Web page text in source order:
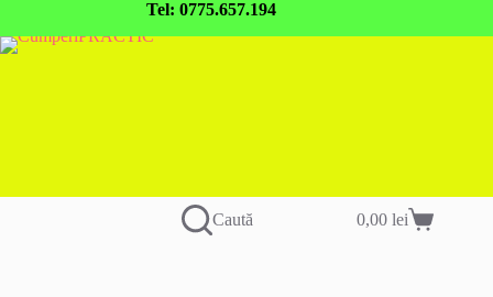
conținut
Tel: 0775.657.194
Caută
Coș
0,00lei